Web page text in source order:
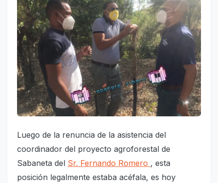
Luego de la renuncia de la asistencia del
coordinador del proyecto agroforestal de
Sabaneta del Sr. Fernando Romero , esta
posición legalmente estaba acéfala, es hoy